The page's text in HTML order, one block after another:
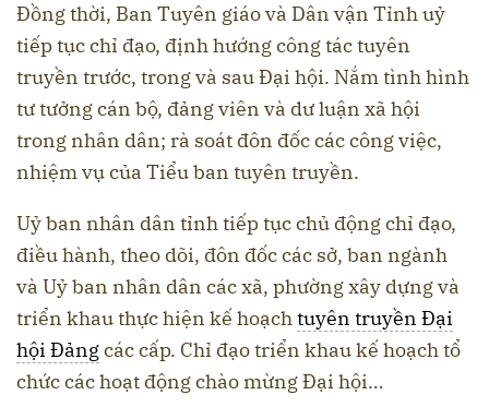
Đồng thời, Ban Tuyên giáo và Dân vận Tỉnh uỷ
tiếp tục chỉ đạo, định hướng công tác tuyên
truyền trước, trong và sau Đại hội. Nắm tình hình
tư tưởng cán bộ, đảng viên và dư luận xã hội
trong nhân dân; rà soát đôn đốc các công việc,
nhiệm vụ của Tiểu ban tuyên truyền.
Uỷ ban nhân dân tỉnh tiếp tục chủ động chỉ đạo,
điều hành, theo dõi, đôn đốc các sở, ban ngành
và Uỷ ban nhân dân các xã, phường xây dựng và
triển khau thực hiện kế hoạchtuyên truyền Đại
hội Đảngcác cấp. Chỉ đạo triển khau kế hoạch tổ
chức các hoạt động chào mừng Đại hội…